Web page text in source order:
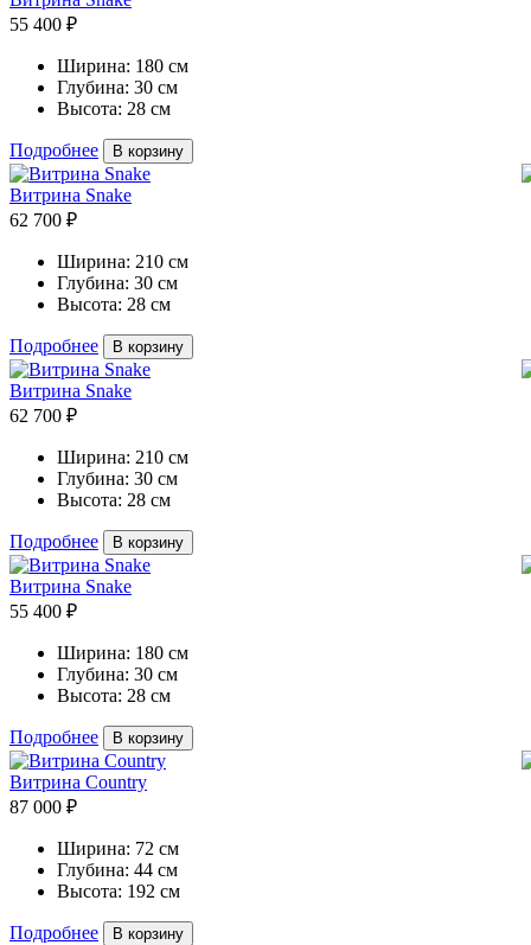
55 400 ₽
Ширина: 180 см
Глубина: 30 см
Высота: 28 см
Подробнее В корзину
Витрина Snake
62 700 ₽
Ширина: 210 см
Глубина: 30 см
Высота: 28 см
Подробнее В корзину
Витрина Snake
62 700 ₽
Ширина: 210 см
Глубина: 30 см
Высота: 28 см
Подробнее В корзину
Витрина Snake
55 400 ₽
Ширина: 180 см
Глубина: 30 см
Высота: 28 см
Подробнее В корзину
Витрина Country
87 000 ₽
Ширина: 72 см
Глубина: 44 см
Высота: 192 см
Подробнее В корзину